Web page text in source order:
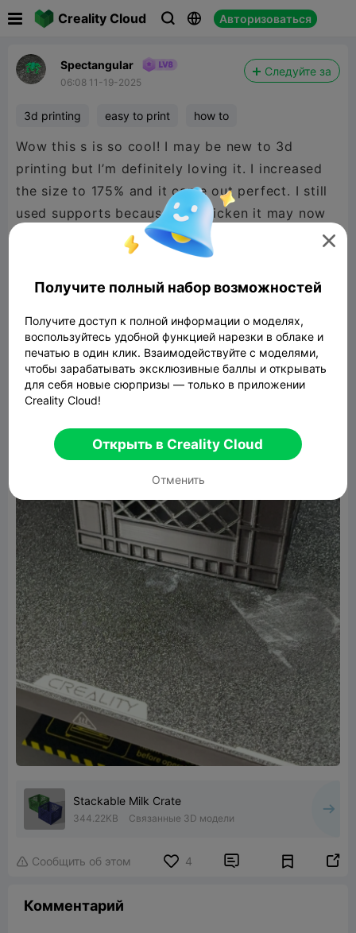
Creality Cloud   Авторизоваться
Spectangular
06:08 11-19-2025
Следуйте за
3d printing easy to print how to
Wow this s is so cool! I may be new to 3d
printing but I’m definitely loving it. I increased
the size to 175% and it came out perfect. I still
used supports because I’m chicken it may now
print right when it gets to the top handles. But
I’m learning about bridging also. Great design!
This is the finished product after I removed the
Stackable Milk Crate
344.22KB Связанные 3D модели
 Сообщить об этом 4  
Комментарий

Получите полный набор возможностей
Получите доступ к полной информации о моделях,
воспользуйтесь удобной функцией нарезки в облаке и
печатью в один клик. Взаимодействуйте с моделями,
чтобы зарабатывать эксклюзивные баллы и открывать
для себя новые сюрпризы — только в приложении
Creality Cloud!
Открыть в Creality Cloud
Отменить